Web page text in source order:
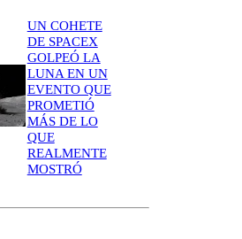
UN COHETE
DE SPACEX
GOLPEÓ LA
LUNA EN UN
EVENTO QUE
PROMETIÓ
MÁS DE LO
QUE
REALMENTE
MOSTRÓ